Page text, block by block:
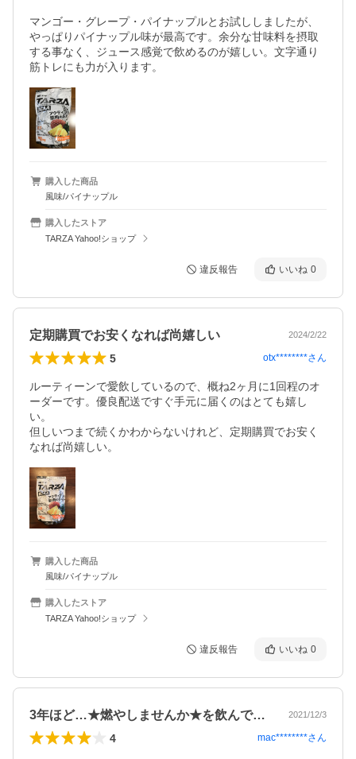
マンゴー・グレープ・パイナップルとお試ししましたが、
やっぱりパイナップル味が最高です。余分な甘味料を摂取
する事なく、ジュース感覚で飲めるのが嬉しい。文字通り
筋トレにも力が入ります。
購入した商品
風味/パイナップル
購入したストア
TARZA Yahoo!ショップ
違反報告 いいね 0
定期購買でお安くなれば尚嬉しい 2024/2/22
5 otx********さん
ルーティーンで愛飲しているので、概ね2ヶ月に1回程のオ
ーダーです。優良配送ですぐ手元に届くのはとても嬉し
い。
但しいつまで続くかわからないけれど、定期購買でお安く
なれば尚嬉しい。
購入した商品
風味/パイナップル
購入したストア
TARZA Yahoo!ショップ
違反報告 いいね 0
3年ほど…★燃やしませんか★を飲んでま… 2021/12/3
4 mac********さん